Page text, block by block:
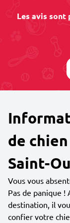
Les avis sont
de
Saint-
Vous vous
Pas de panique
destination, il
confier votre